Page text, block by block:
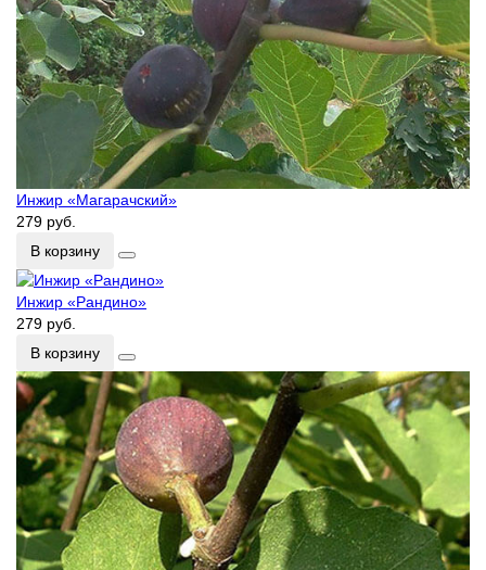
Инжир «Магарачский»
279 руб.
В корзину
Инжир «Рандино»
279 руб.
В корзину